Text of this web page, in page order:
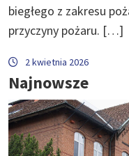
biegłego z zakresu
przyczyny pożaru. […]
2 kwietnia 2026
Najnowsze